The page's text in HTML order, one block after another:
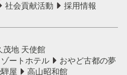
社会貢献活動 採用情報
茂地 天使館
ートホテル
おやど古都の夢
屋
高山昭和館